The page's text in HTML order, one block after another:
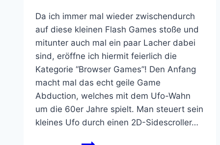
Da ich immer mal wieder zwischendurch
auf diese kleinen Flash Games stoße und
mitunter auch mal ein paar Lacher dabei
sind, eröffne ich hiermit feierlich die
Kategorie “Browser Games”! Den Anfang
macht mal das echt geile Game
Abduction, welches mit dem Ufo-Wahn
um die 60er Jahre spielt. Man steuert sein
kleines Ufo durch einen 2D-Sidescroller…